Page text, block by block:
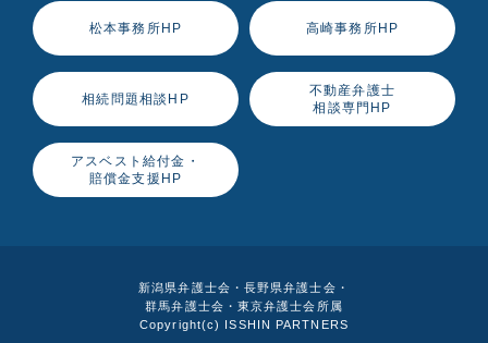
松本事務所HP 高崎事務所HP
相続問題相談HP
不動産弁護士
相談専門HP
アスベスト給付金・
賠償金支援HP
新潟県弁護士会・長野県弁護士会・
群馬弁護士会・東京弁護士会所属
Copyright(c) ISSHIN PARTNERS